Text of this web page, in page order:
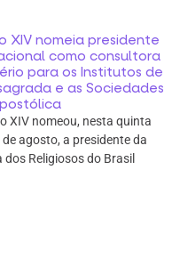
XIV nomeia presidente
como consultora
para os Institutos de
e as Sociedades
XIV nomeou, nesta quinta
agosto, a presidente da
dos Religiosos do Brasil